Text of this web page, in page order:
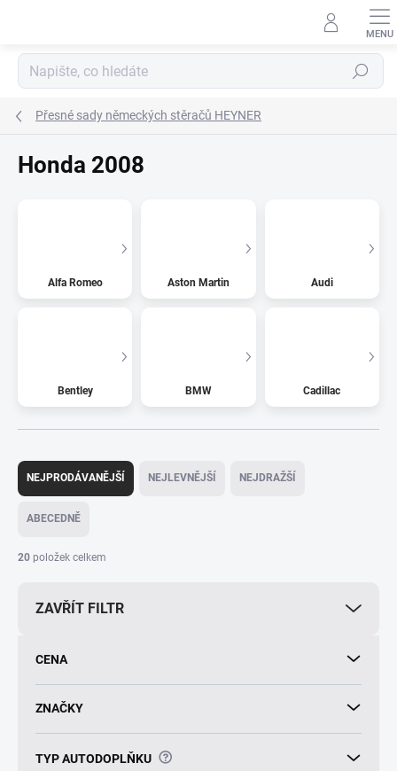
Hledat
Přesné sady německých stěračů HEYNER
Honda 2008
Alfa Romeo Aston Martin Audi
Bentley BMW Cadillac
Ř
z
í
NEJPRODÁVANĚJŠÍ NEJLEVNĚJŠÍ NEJDRAŽŠÍ
ABECEDNĚ
20 položek celkem
ZAVŘÍT FILTR
CENA
ZNAČKY
TYP AUTODOPLŇKU ?